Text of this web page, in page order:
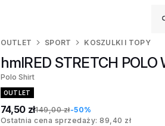
OUTLET SPORT KOSZULKI I TOPY
hmlRED STRETCH POLO
Polo Shirt
OUTLET
74,50 zł149,00 zł-50%
Ostatnia cena sprzedaży: 89,40 zł